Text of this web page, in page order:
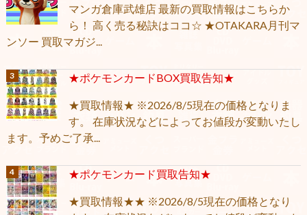
マンガ倉庫武雄店 最新の買取情報はこちらか
ら！ 高く売る秘訣はココ☆ ★OTAKARA月刊マ
ンソー 買取マガジ...
★ポケモンカードBOX買取告知★
★買取情報★ ※2026/8/5現在の価格となりま
す。 在庫状況などによってお値段が変動いたし
ます。予めご了承...
★ポケモンカード買取告知★
★買取情報★★ ※2026/8/5現在の価格となり